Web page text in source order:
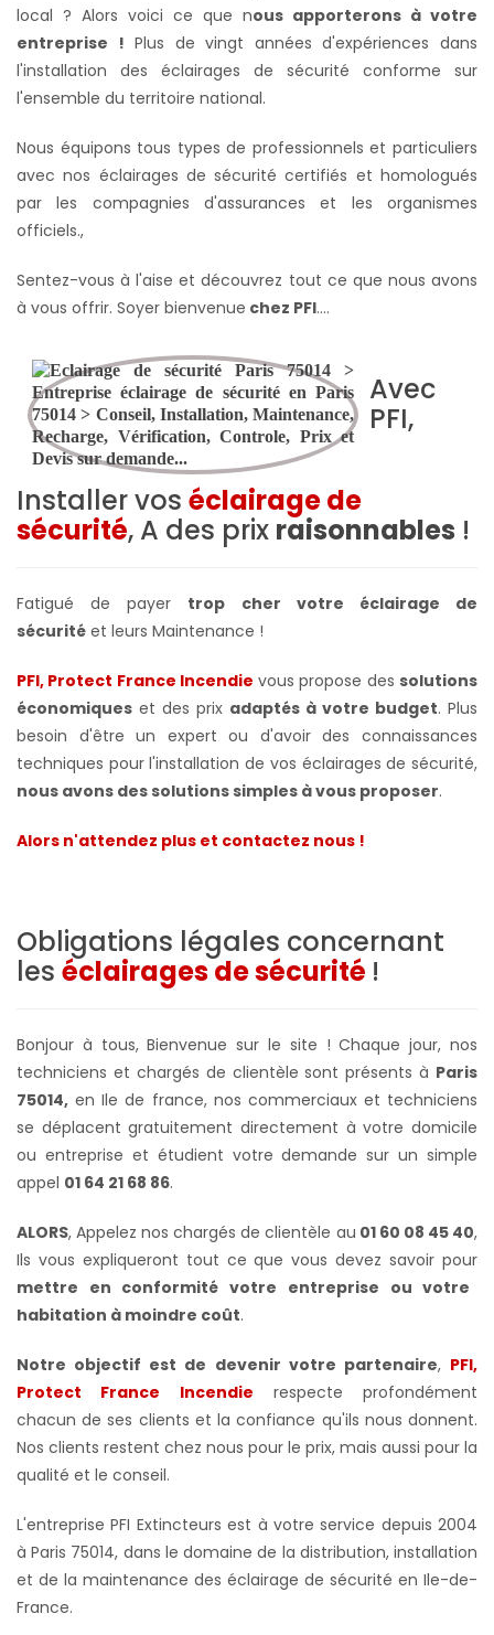
local ? Alors voici ce que nous apporterons à votre
entreprise ! Plus de vingt années d'expériences dans
l'installation des éclairages de sécurité conforme sur
l'ensemble du territoire national.
Nous équipons tous types de professionnels et particuliers
avec nos éclairages de sécurité certifiés et homologués
par les compagnies d'assurances et les organismes
officiels.,
Sentez-vous à l'aise et découvrez tout ce que nous avons
à vous offrir. Soyer bienvenue chez PFI….
Avec
PFI,
Installer vos éclairage de
sécurité, A des prix raisonnables !
Fatigué de payer trop cher votre éclairage de
sécurité et leurs Maintenance !
PFI, Protect France Incendie vous propose dessolutions
économiques et des prix adaptés à votre budget. Plus
besoin d'être un expert ou d'avoir des connaissances
techniques pour l'installation de vos éclairages de sécurité,
nous avons des solutions simples à vous proposer.
Alors n'attendez plus et contactez nous !
Obligations légales concernant
les éclairages de sécurité !
Bonjour à tous, Bienvenue sur le site ! Chaque jour, nos
techniciens et chargés de clientèle sont présents à Paris
75014, en Ile de france, nos commerciaux et techniciens
se déplacent gratuitement directement à votre domicile
ou entreprise et étudient votre demande sur un simple
appel 01 64 21 68 86.
ALORS, Appelez nos chargés de clientèle au 01 60 08 45 40,
Ils vous expliqueront tout ce que vous devez savoir pour
mettre en conformité votre entreprise ou votre
habitation à moindre coût.
Notre objectif est de devenir votre partenaire, PFI,
Protect France Incendie respecte profondément
chacun de ses clients et la confiance qu'ils nous donnent.
Nos clients restent chez nous pour le prix, mais aussi pour la
qualité et le conseil.
L'entreprise PFI Extincteurs est à votre service depuis 2004
à Paris 75014, dans le domaine de la distribution, installation
et de la maintenance des éclairage de sécurité en Ile-de-
France.